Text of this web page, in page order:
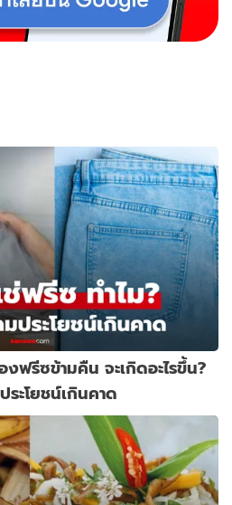
ฟรีซข้ามคืน จะเกิดอะไรขึ้น?
ะโยชน์เกินคาด